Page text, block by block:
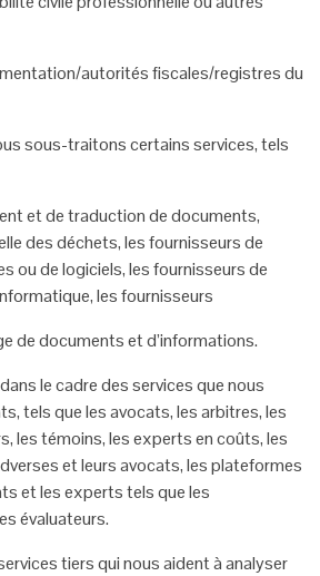
autorités fiscales/registres du
sous-traitons certains services, tels
et de traduction de documents,
des déchets, les fournisseurs de
ou delogiciels, les fournisseurs de
les fournisseurs
de documents et d’informations.
le cadre des services que nous
tels que les avocats, les arbitres, les
les témoins,les experts en coûts, les
et leurs avocats, lesplateformes
et les experts tels que les
évaluateurs.
tiers qui nous aident à analyser